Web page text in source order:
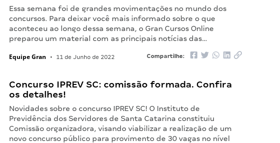
Essa semana foi de grandes movimentações no mundo dos
concursos. Para deixar você mais informado sobre o que
aconteceu ao longo dessa semana, o Gran Cursos Online
preparou um material com as principais notícias das…
Equipe Gran • 11 de Junho de 2022 Compartilhe:
Concurso IPREV SC: comissão formada. Confira
os detalhes!
Novidades sobre o concurso IPREV SC! O Instituto de
Previdência dos Servidores de Santa Catarina constituiu
Comissão organizadora, visando viabilizar a realização de um
novo concurso público para provimento de 30 vagas no nível